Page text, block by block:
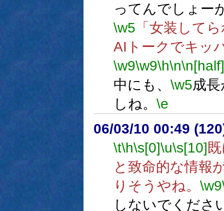
ってんでしょー
\w5 「女装して
AIトークでキッ
\w9\w9\h\n\n[half]
中にも、 \w5成
しね。 \e
06/03/10 00:49
\t\h\s[0]\u\s[10]
と致命的な情報
りそうやね。 \w9
しないでくださ